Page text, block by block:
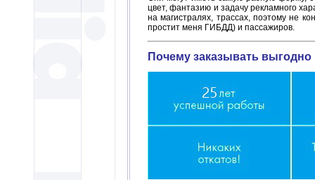
цвет, фантазию и задачу рекламного
на магистралях, трассах, поэтому не
простит меня ГИБДД) и пассажиров.
Почему заказывать выгодно